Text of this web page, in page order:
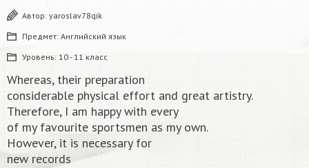
Автор: yaroslav78qik
Предмет: Английский язык
Уровень: 10 - 11 класс
Whereas, their preparation
considerable physical effort and great artistry.
Therefore, I am happy with every
of my favourite sportsmen as my own.
However, it is necessary for
new records​